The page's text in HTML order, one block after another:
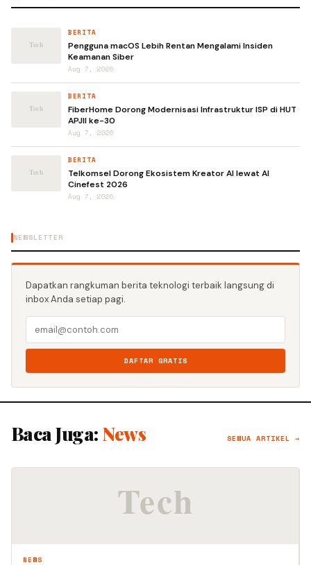
BERITA
Pengguna macOS Lebih Rentan Mengalami Insiden
Keamanan Siber
Aug 7, 2026
BERITA
FiberHome Dorong Modernisasi Infrastruktur ISP di HUT
APJII ke-30
Aug 7, 2026
BERITA
Telkomsel Dorong Ekosistem Kreator AI lewat AI
Cinefest 2026
Aug 7, 2026
NEWSLETTER
Dapatkan rangkuman berita teknologi terbaik langsung di
inbox Anda setiap pagi.
DAFTAR GRATIS
Baca Juga: News SEMUA ARTIKEL →
NEWS